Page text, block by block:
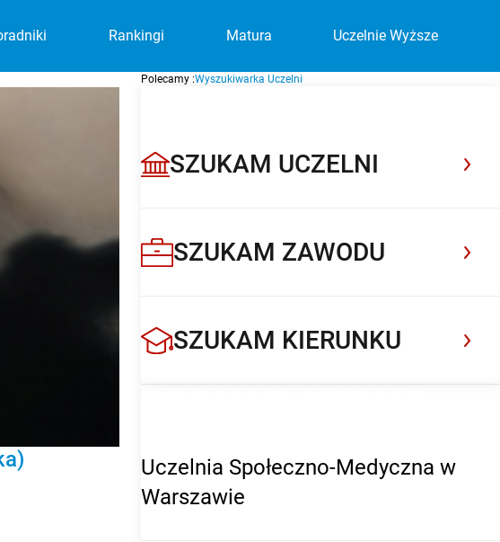
Rankingi Matura Uczelnie Wyższe
Polecamy :Wyszukiwarka Uczelni
Dołącz do uczelni, która rozwija pasje i
przygotowuje do przyszłości
SZUKAM UCZELNI
SZUKAM ZAWODU
SZUKAM KIERUNKU
Uczelnia Społeczno-Medyczna w
Warszawie